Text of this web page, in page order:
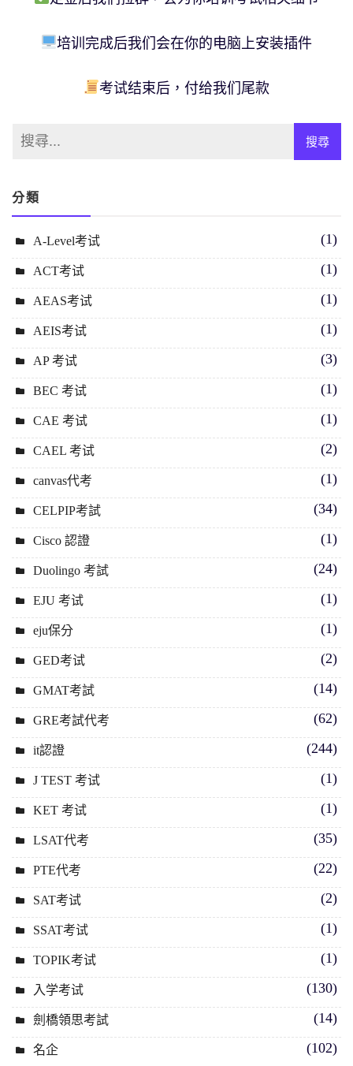
培训完成后我们会在你的电脑上安装插件
考试结束后，付给我们尾款
分類
A-Level考试 (1)
ACT考试 (1)
AEAS考试 (1)
AEIS考试 (1)
AP 考试 (3)
BEC 考试 (1)
CAE 考试 (1)
CAEL 考试 (2)
canvas代考 (1)
CELPIP考試 (34)
Cisco 認證 (1)
Duolingo 考試 (24)
EJU 考试 (1)
eju保分 (1)
GED考试 (2)
GMAT考試 (14)
GRE考試代考 (62)
it認證 (244)
J TEST 考试 (1)
KET 考试 (1)
LSAT代考 (35)
PTE代考 (22)
SAT考试 (2)
SSAT考试 (1)
TOPIK考试 (1)
入学考试 (130)
劍橋領思考試 (14)
名企 (102)